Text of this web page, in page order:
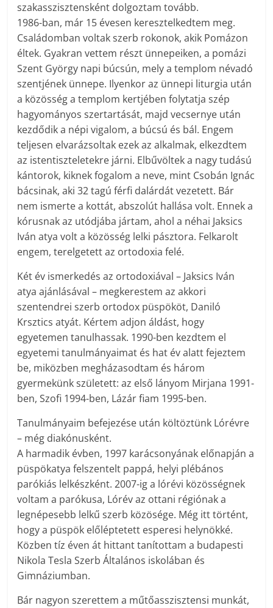
szakasszisztensként dolgoztam tovább.
1986-ban, már 15 évesen keresztelkedtem meg.
Családomban voltak szerb rokonok, akik Pomázon
éltek. Gyakran vettem részt ünnepeiken, a pomázi
Szent György napi búcsún, mely a templom névadó
szentjének ünnepe. Ilyenkor az ünnepi liturgia után
a közösség a templom kertjében folytatja szép
hagyományos szertartását, majd vecsernye után
kezdődik a népi vigalom, a búcsú és bál. Engem
teljesen elvarázsoltak ezek az alkalmak, elkezdtem
az istentiszteletekre járni. Elbűvöltek a nagy tudású
kántorok, kiknek fogalom a neve, mint Csobán Ignác
bácsinak, aki 32 tagú férfi dalárdát vezetett. Bár
nem ismerte a kottát, abszolút hallása volt. Ennek a
kórusnak az utódjába jártam, ahol a néhai Jaksics
Iván atya volt a közösség lelki pásztora. Felkarolt
engem, terelgetett az ortodoxia felé.
Két év ismerkedés az ortodoxiával – Jaksics Iván
atya ajánlásával – megkerestem az akkori
szentendrei szerb ortodox püspököt, Daniló
Krsztics atyát. Kértem adjon áldást, hogy
egyetemen tanulhassak. 1990-ben kezdtem el
egyetemi tanulmányaimat és hat év alatt fejeztem
be, miközben megházasodtam és három
gyermekünk született: az első lányom Mirjana 1991-
ben, Szofi 1994-ben, Lázár fiam 1995-ben.
Tanulmányaim befejezése után költöztünk Lórévre
– még diakónusként.
A harmadik évben, 1997 karácsonyának előnapján a
püspökatya felszentelt pappá, helyi plébános
parókiás lelkészként. 2007-ig a lórévi közösségnek
voltam a parókusa, Lórév az ottani régiónak a
legnépesebb lelkű szerb közösége. Még itt történt,
hogy a püspök előléptetett esperesi helynökké.
Közben tíz éven át hittant tanítottam a budapesti
Nikola Tesla Szerb Általános iskolában és
Gimnáziumban.
Bár nagyon szerettem a műtőasszisztensi munkát,